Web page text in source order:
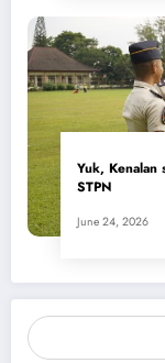
Yuk, Kenalan
STPN
June 24, 2026